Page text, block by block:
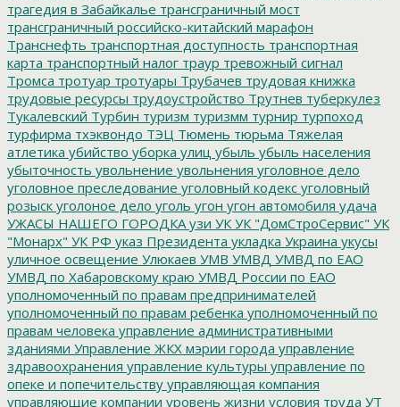
трагедия в Забайкалье трансграничный мост
трансграничный российско-китайский марафон
Транснефть транспортная доступность транспортная
карта транспортный налог траур тревожный сигнал
Тромса тротуар тротуары Трубачев трудовая книжка
трудовые ресурсы трудоустройство Трутнев туберкулез
Тукалевский Турбин туризм туризмм турнир турпоход
турфирма тхэквондо ТЭЦ Тюмень тюрьма Тяжелая
атлетика убийство уборка улиц убыль убыль населения
убыточность увольнение увольнения уголовное дело
уголовное преследование уголовный кодекс уголовный
розыск уголоное дело уголь угон угон автомобиля удача
УЖАСЫ НАШЕГО ГОРОДКА узи УК УК "ДомСтроСервис" УК
"Монарх" УК РФ указ Президента укладка Украина укусы
уличное освещение Улюкаев УМВ УМВД УМВД по ЕАО
УМВД по Хабаровскому краю УМВД России по ЕАО
уполномоченный по правам предпринимателей
уполномоченный по правам ребенка уполномоченный по
правам человека управление административными
зданиями Управление ЖКХ мэрии города управление
здравоохранения управление культуры управление по
опеке и попечительству управляющая компания
управляющие компании уровень жизни условия труда УТ